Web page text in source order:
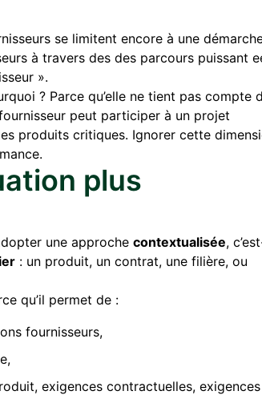
se limitent encore à une
à travers des des parcours puissant
».
? Parce qu’elle ne tient pas compte
peut participer à un projet
produits critiques. Ignorer cette
plus
une approche contextualisée,
: un produit, un contrat, une filière, ou
qu’il permet de :
fournisseurs,
exigences contractuelles, exigences